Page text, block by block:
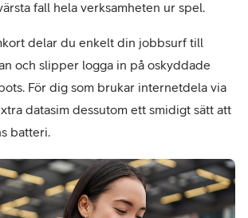
fall hela verksamheten ur spel.
delar du enkelt din jobbsurf till
och slipper logga in på oskyddade
För dig som brukar internetdela via
datasim dessutom ett smidigt sätt att
batteri.